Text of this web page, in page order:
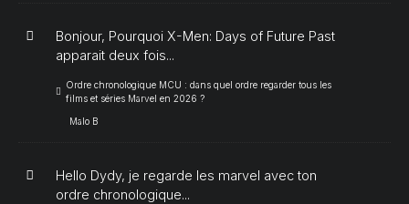
Bonjour, Pourquoi X-Men: Days of Future Past
apparait deux fois...
Ordre chronologique MCU : dans quel ordre regarder tous les
films et séries Marvel en 2026 ?
Malo B
Hello Dydy, je regarde les marvel avec ton
ordre chronologique...